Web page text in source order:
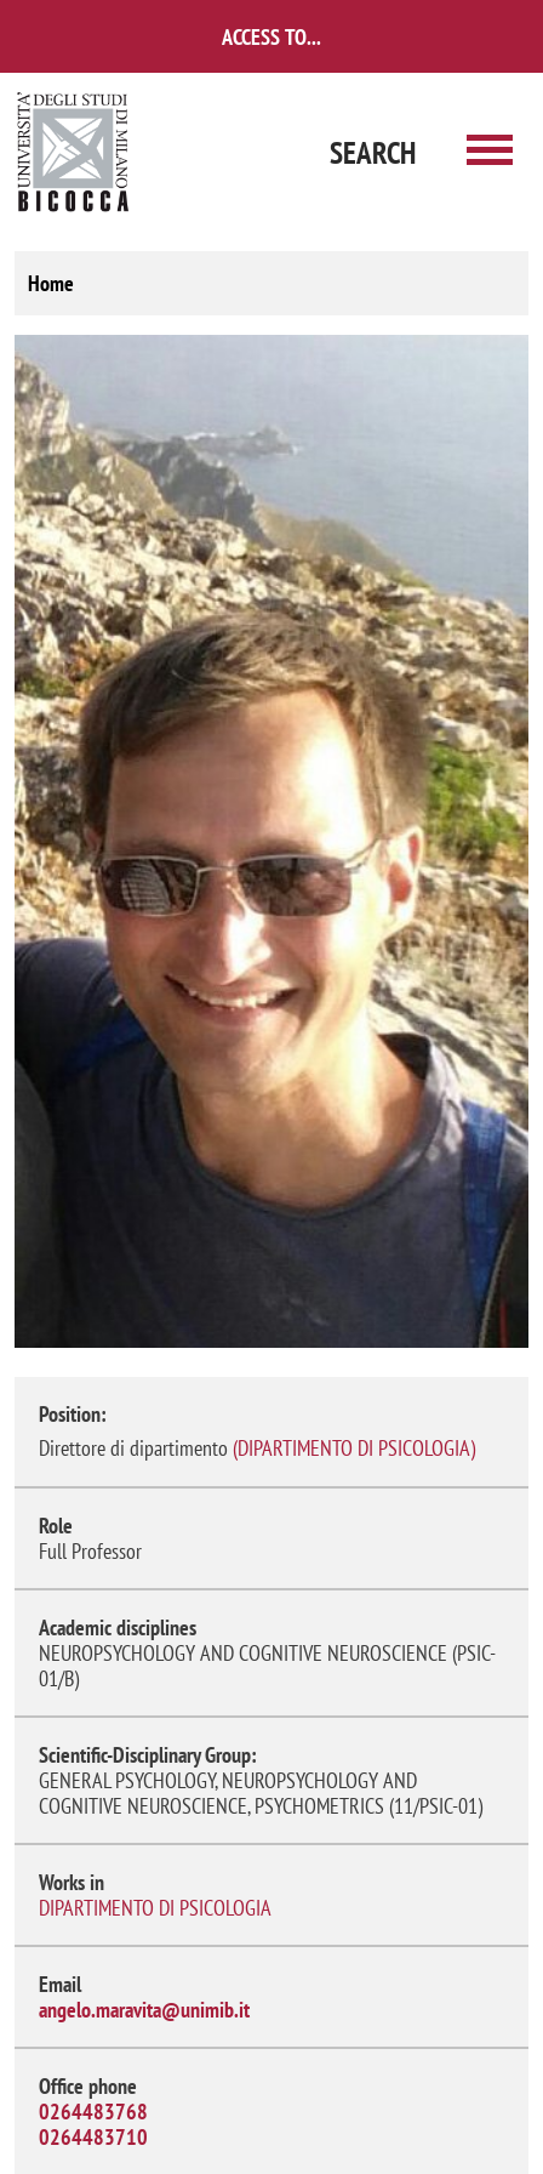
ACCESS TO...
SEARCH
Home
Position:
direttore di dipartimento (DIPARTIMENTO DI PSICOLOGIA)
Role
Full Professor
Academic disciplines
NEUROPSYCHOLOGY AND COGNITIVE NEUROSCIENCE (PSIC-
01/B)
Scientific-Disciplinary Group:
GENERAL PSYCHOLOGY, NEUROPSYCHOLOGY AND
COGNITIVE NEUROSCIENCE, PSYCHOMETRICS (11/PSIC-01)
Works in
DIPARTIMENTO DI PSICOLOGIA
Email
angelo.maravita@unimib.it
Office phone
0264483768
0264483710